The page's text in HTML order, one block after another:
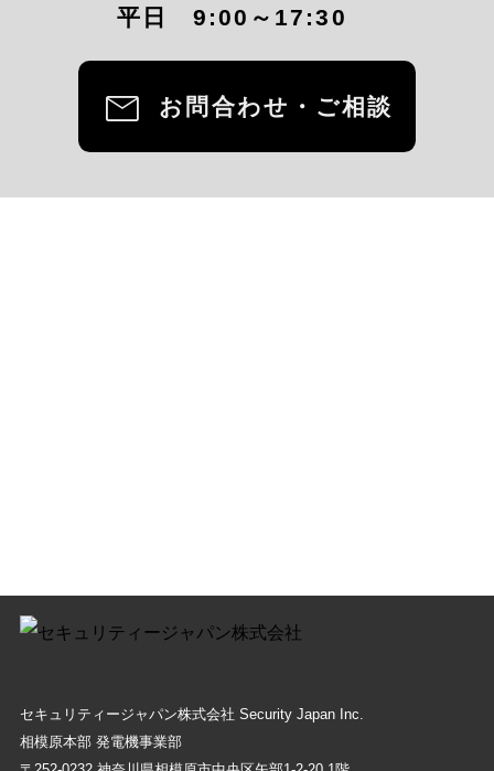
平日 9:00～17:30
mail お問合わせ・ご相談
セキュリティージャパン株式会社 Security Japan Inc.
相模原本部 発電機事業部